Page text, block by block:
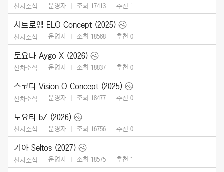
신차소식 운영자 조회 17413 추천 1
시트로엥 ELO Concept (2025)
신차소식 운영자 조회 18568 추천 0
토요타 Aygo X (2026)
신차소식 운영자 조회 18837 추천 0
스코다 Vision O Concept (2025)
신차소식 운영자 조회 18477 추천 0
토요타 bZ (2026)
신차소식 운영자 조회 16756 추천 0
기아 Seltos (2027)
신차소식 운영자 조회 18575 추천 1